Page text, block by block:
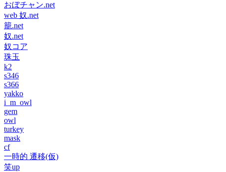
おぼチャン.net
web 奴.net
籠.net
奴.net
奴コア
珠玉
k2
s346
s366
yakko
i_m_owl
gem
owl
turkey
mask
cf
一時的 遷移(仮)
笑up